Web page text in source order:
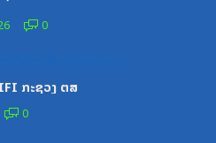
0
ກະຊວງ ຕສ
0